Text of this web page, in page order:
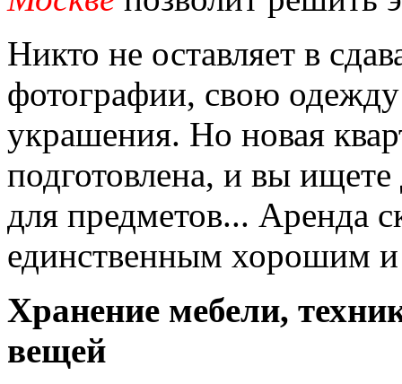
Никто не оставляет в
фотографии, свою
украшения. Но новая
подготовлена, и вы
для предметов... Аренда
единственным хорошим
Хранение мебели,
вещей